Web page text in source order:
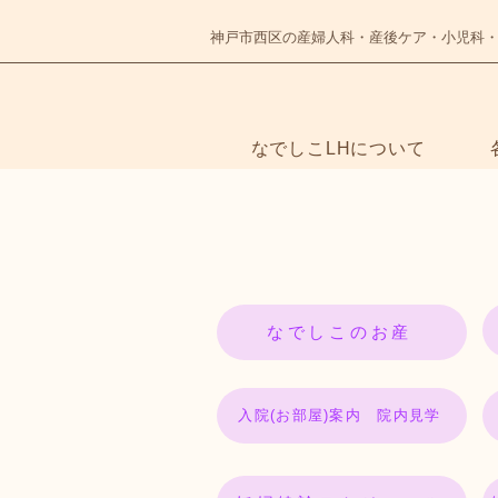
神戸市西区の産婦人科・産後ケア・小児科
なでしこLHについて
なでしこのお産
入院(お部屋)案内 院内見学